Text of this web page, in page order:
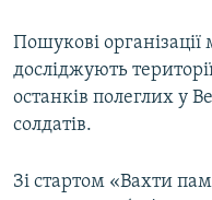
Пошукові організації
досліджують
останків полеглих у
солдатів.
Зі стартом «Вахти